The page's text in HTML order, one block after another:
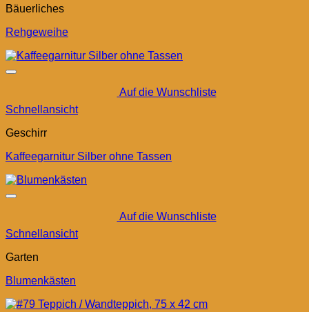
Bäuerliches
Rehgeweihe
Auf die Wunschliste
Schnellansicht
Geschirr
Kaffeegarnitur Silber ohne Tassen
Auf die Wunschliste
Schnellansicht
Garten
Blumenkästen